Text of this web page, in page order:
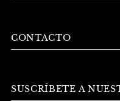
CONTACTO
SUSCRÍBETE A